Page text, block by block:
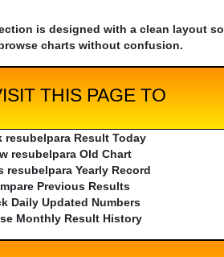
is designed with a clean layout so
charts without confusion.
THIS PAGE TO
resubelpara Result Today
resubelpara Old Chart
resubelpara Yearly Record
Previous Results
Daily Updated Numbers
Monthly Result History